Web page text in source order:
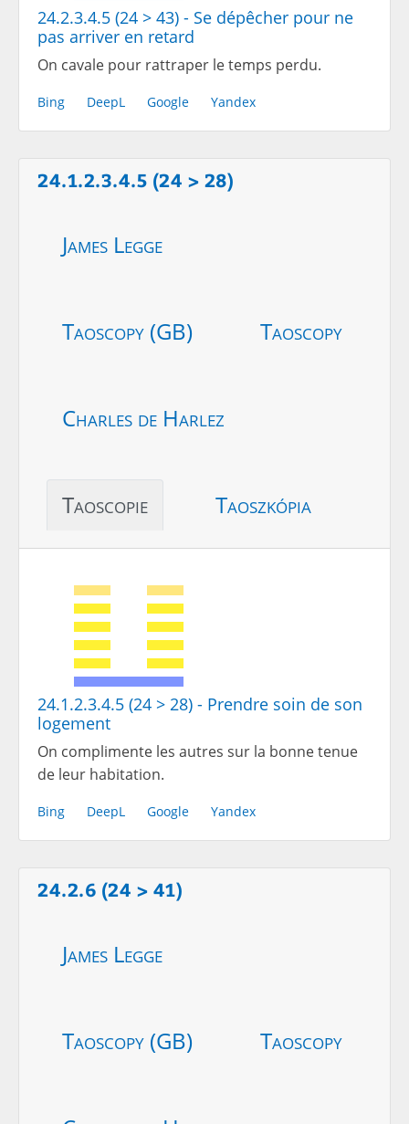
24.2.3.4.5 (24 > 43) - Se dépêcher pour ne
pas arriver en retard
On cavale pour rattraper le temps perdu.
Bing DeepL Google Yandex
24.1.2.3.4.5 (24 > 28)
James Legge
Taoscopy (GB) Taoscopy
Charles de Harlez
Taoscopie Taoszkópia
24.1.2.3.4.5 (24 > 28) - Prendre soin de son
logement
On complimente les autres sur la bonne tenue
de leur habitation.
Bing DeepL Google Yandex
24.2.6 (24 > 41)
James Legge
Taoscopy (GB) Taoscopy